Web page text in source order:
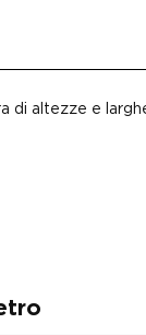
di altezze e